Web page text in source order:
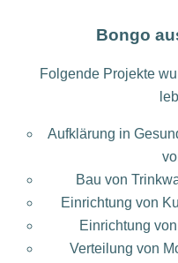
Bongo
Folgende Projekte
Aufklärung in
Bau von
Einrichtung von
Einrichtung
Verteilung von